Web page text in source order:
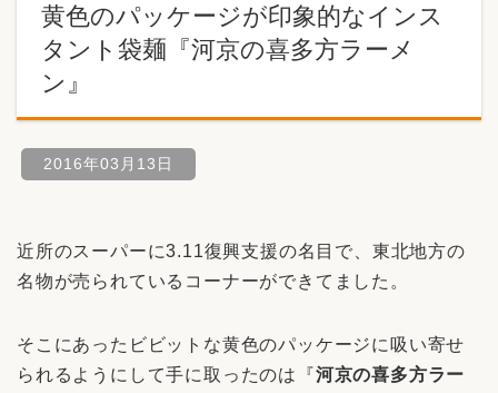
黄色のパッケージが印象的なインス
タント袋麺『河京の喜多方ラーメ
ン』
2016年03月13日
近所のスーパーに3.11復興支援の名目で、東北地方の
名物が売られているコーナーができてました。
そこにあったビビットな黄色のパッケージに吸い寄せ
られるようにして手に取ったのは『河京の喜多方ラー